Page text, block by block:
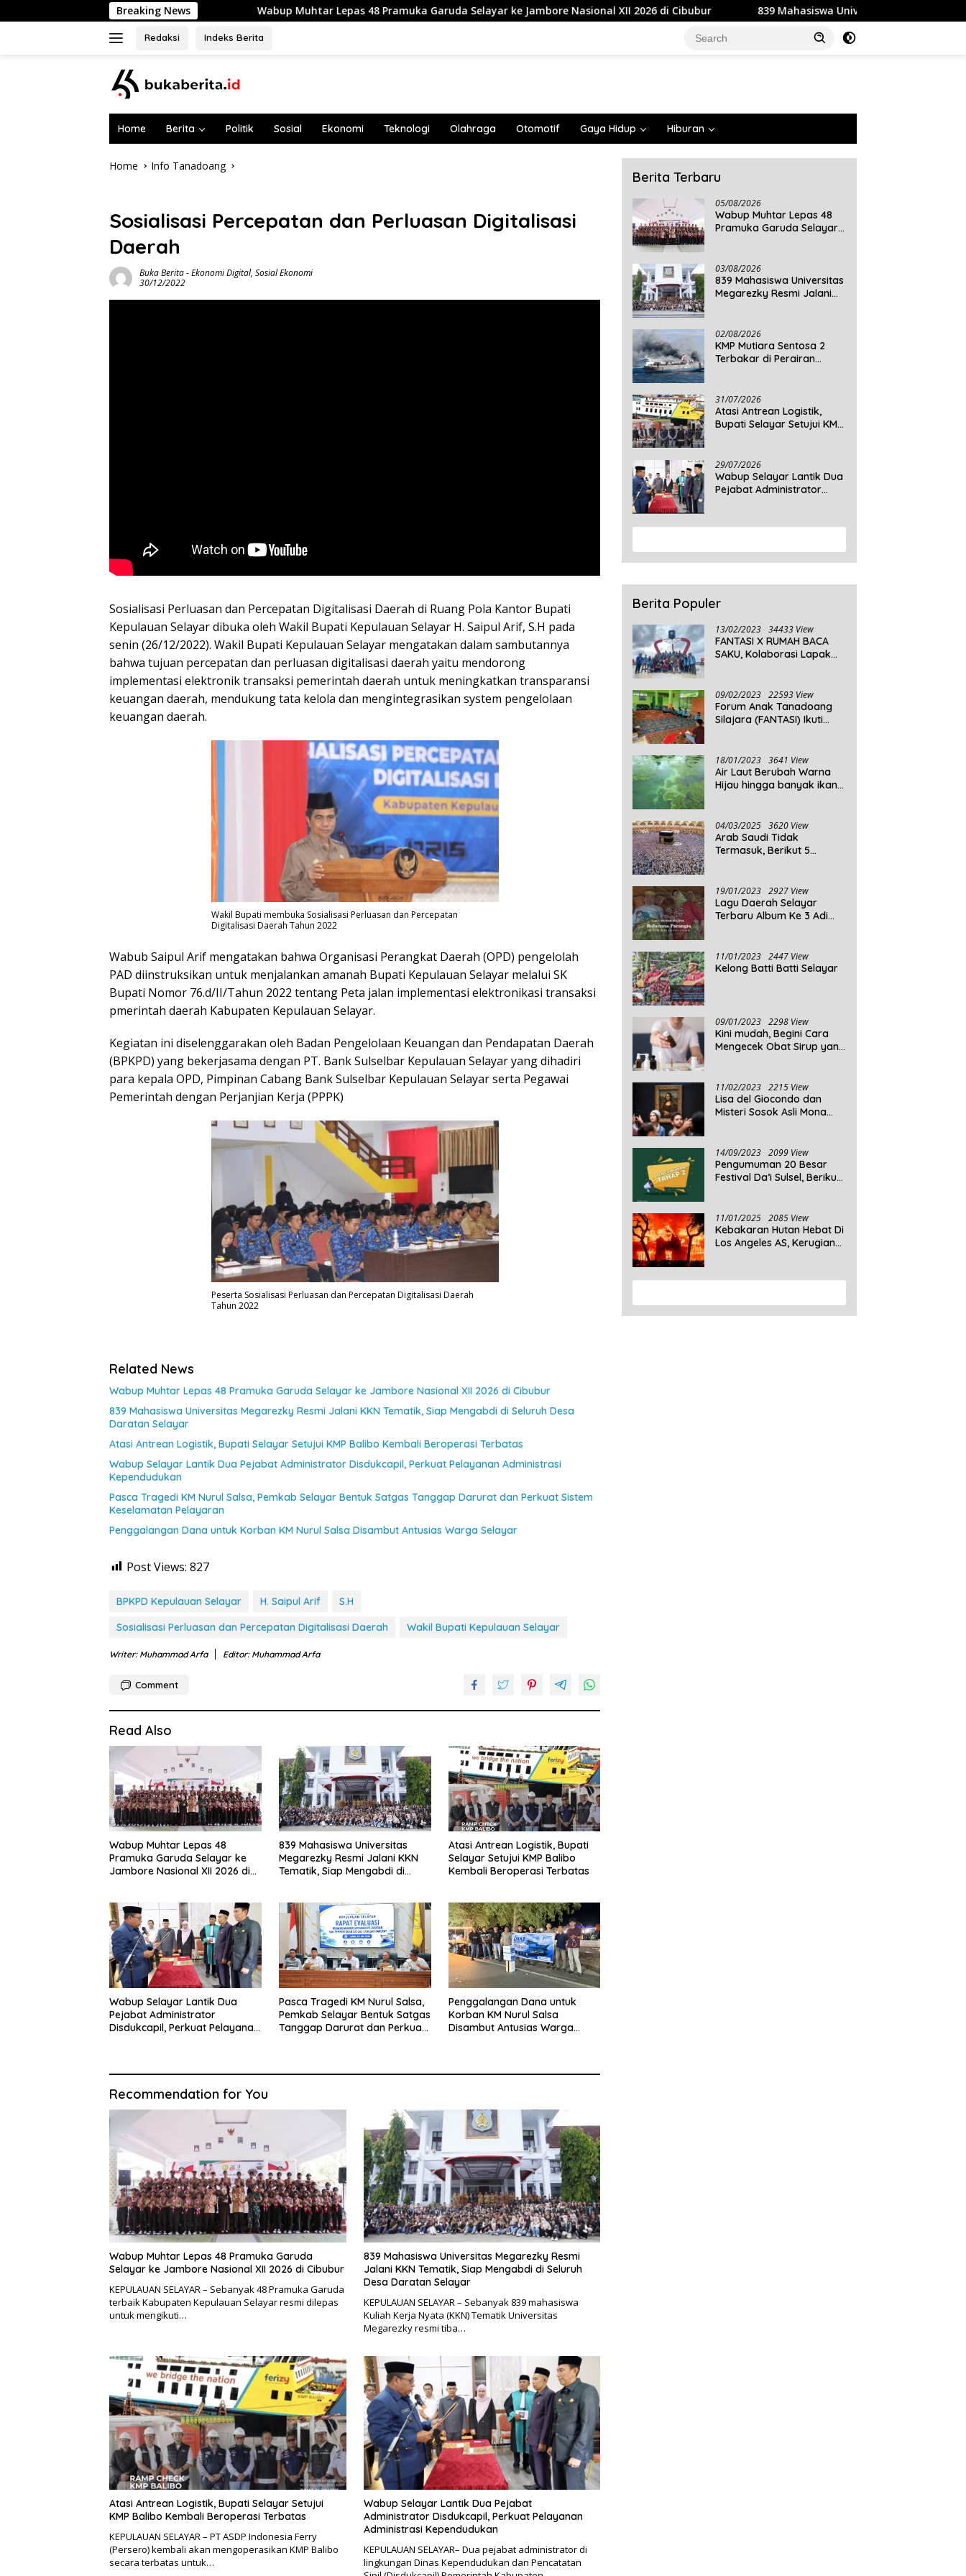
to
Breaking News
Wabup Muhtar Lepas 48 Pramuka Garuda Selayar ke Jambore Nasional XII 2026 di Cibubur 839 Mahasiswa Universitas Megarezky Resmi Jalani KKN
Redaksi Indeks Berita
Home Berita Politik Sosial Ekonomi Teknologi Olahraga Otomotif Gaya Hidup Hiburan
Home Info Tanadoang
Sosialisasi Percepatan dan Perluasan Digitalisasi
Daerah
Buka Berita-Ekonomi Digital, Sosial Ekonomi
30/12/2022
Sosialisasi Perluasan dan Percepatan Digitalisasi Daerah di Ruang Pola Kantor Bupati
Kepulauan Selayar dibuka oleh Wakil Bupati Kepulauan Selayar H. Saipul Arif, S.H pada
senin (26/12/2022). Wakil Bupati Kepulauan Selayar mengatakan dalam sambutannya
bahwa tujuan percepatan dan perluasan digitalisasi daerah yaitu mendorong
implementasi elektronik transaksi pemerintah daerah untuk meningkatkan transparansi
keuangan daerah, mendukung tata kelola dan mengintegrasikan system pengelolaan
keuangan daerah.
Wakil Bupati membuka Sosialisasi Perluasan dan Percepatan
Digitalisasi Daerah Tahun 2022
Wabub Saipul Arif mengatakan bahwa Organisasi Perangkat Daerah (OPD) pengelolah
PAD diinstruksikan untuk menjalankan amanah Bupati Kepulauan Selayar melalui SK
Bupati Nomor 76.d/II/Tahun 2022 tentang Peta jalan implementasi elektronikasi transaksi
pmerintah daerah Kabupaten Kepulauan Selayar.
Kegiatan ini diselenggarakan oleh Badan Pengelolaan Keuangan dan Pendapatan Daerah
(BPKPD) yang bekerjasama dengan PT. Bank Sulselbar Kepulauan Selayar yang dihadiri
para kepala OPD, Pimpinan Cabang Bank Sulselbar Kepulauan Selayar serta Pegawai
Pemerintah dengan Perjanjian Kerja (PPPK)
Peserta Sosialisasi Perluasan dan Percepatan Digitalisasi Daerah
Tahun 2022
Related News
Wabup Muhtar Lepas 48 Pramuka Garuda Selayar ke Jambore Nasional XII 2026 di Cibubur
839 Mahasiswa Universitas Megarezky Resmi Jalani KKN Tematik, Siap Mengabdi di Seluruh Desa
Daratan Selayar
Atasi Antrean Logistik, Bupati Selayar Setujui KMP Balibo Kembali Beroperasi Terbatas
Wabup Selayar Lantik Dua Pejabat Administrator Disdukcapil, Perkuat Pelayanan Administrasi
Kependudukan
Pasca Tragedi KM Nurul Salsa, Pemkab Selayar Bentuk Satgas Tanggap Darurat dan Perkuat Sistem
Keselamatan Pelayaran
Penggalangan Dana untuk Korban KM Nurul Salsa Disambut Antusias Warga Selayar
Post Views: 827
BPKPD Kepulauan Selayar H. Saipul Arif
S.H
Sosialisasi Perluasan dan Percepatan Digitalisasi Daerah
Wakil Bupati Kepulauan Selayar
Writer: Muhammad Arfa Editor: Muhammad Arfa
Comment
Read Also
Wabup Muhtar Lepas 48
Pramuka Garuda Selayar ke
Jambore Nasional XII 2026 di
839 Mahasiswa Universitas
Megarezky Resmi Jalani KKN
Tematik, Siap Mengabdi di
Atasi Antrean Logistik, Bupati
Selayar Setujui KMP Balibo
Kembali Beroperasi Terbatas
Wabup Selayar Lantik Dua
Pejabat Administrator
Disdukcapil, Perkuat Pelayanan
Pasca Tragedi KM Nurul Salsa,
Pemkab Selayar Bentuk Satgas
Tanggap Darurat dan Perkuat
Penggalangan Dana untuk
Korban KM Nurul Salsa
Disambut Antusias Warga
Recommendation for You
Wabup Muhtar Lepas 48 Pramuka Garuda
Selayar ke Jambore Nasional XII 2026 di Cibubur
KEPULAUAN SELAYAR – Sebanyak 48 Pramuka Garuda
terbaik Kabupaten Kepulauan Selayar resmi dilepas
untuk mengikuti…
839 Mahasiswa Universitas Megarezky Resmi
Jalani KKN Tematik, Siap Mengabdi di Seluruh
Desa Daratan Selayar
KEPULAUAN SELAYAR – Sebanyak 839 mahasiswa
Kuliah Kerja Nyata (KKN) Tematik Universitas
Megarezky resmi tiba…
Atasi Antrean Logistik, Bupati Selayar Setujui
KMP Balibo Kembali Beroperasi Terbatas
KEPULAUAN SELAYAR – PT ASDP Indonesia Ferry
(Persero) kembali akan mengoperasikan KMP Balibo
secara terbatas untuk…
Wabup Selayar Lantik Dua Pejabat
Administrator Disdukcapil, Perkuat Pelayanan
Administrasi Kependudukan
KEPULAUAN SELAYAR– Dua pejabat administrator di
lingkungan Dinas Kependudukan dan Pencatatan
Berita Terbaru
05/08/2026
Wabup Muhtar Lepas 48
Pramuka Garuda Selayar
03/08/2026
839 Mahasiswa Universitas
Megarezky Resmi Jalani
Daratan Selayar
02/08/2026
KMP Mutiara Sentosa 2
Terbakar di Perairan
Pencarian
31/07/2026
Atasi Antrean Logistik,
Bupati Selayar Setujui KMP
29/07/2026
Wabup Selayar Lantik Dua
Pejabat Administrator
Kependudukan
Berita Populer
13/02/2023 34433 View
FANTASI X RUMAH BACA
SAKU, Kolaborasi Lapak
09/02/2023 22593 View
Forum Anak Tanadoang
Silajara (FANTASI) Ikuti
18/01/2023 3641 View
Air Laut Berubah Warna
Hijau hingga banyak ikan
04/03/2025 3620 View
Arab Saudi Tidak
Termasuk, Berikut 5
Dunia Tahun 2025
19/01/2023 2927 View
Lagu Daerah Selayar
Terbaru Album Ke 3 Adi
11/01/2023 2447 View
Kelong Batti Batti Selayar
09/01/2023 2298 View
Kini mudah, Begini Cara
Mengecek Obat Sirup yang
Aman Untuk Dikonsumsi
11/02/2023 2215 View
Lisa del Giocondo dan
Misteri Sosok Asli Mona
14/09/2023 2099 View
Pengumuman 20 Besar
Festival Da’i Sulsel, Berikut
11/01/2025 2085 View
Kebakaran Hutan Hebat Di
Los Angeles AS, Kerugian